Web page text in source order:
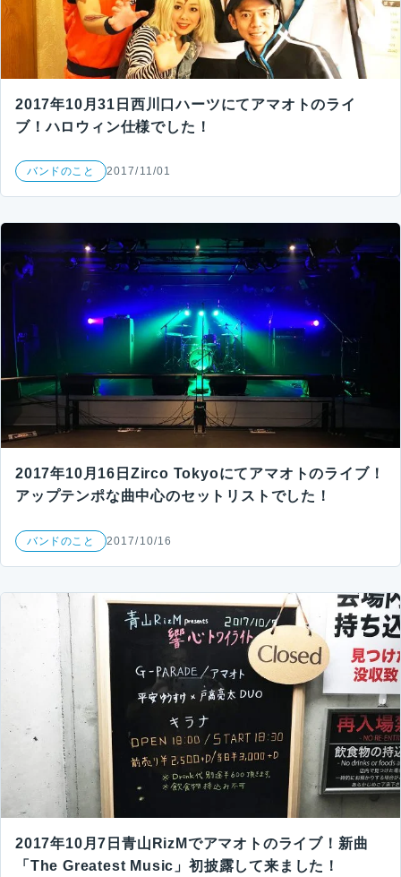
2017年10月31日西川口ハーツにてアマオトのライ
ブ！ハロウィン仕様でした！
バンドのこと 2017/11/01
2017年10月16日Zirco Tokyoにてアマオトのライブ！
アップテンポな曲中心のセットリストでした！
バンドのこと 2017/10/16
2017年10月7日青山RizMでアマオトのライブ！新曲
「The Greatest Music」初披露して来ました！